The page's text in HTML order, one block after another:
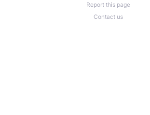
Report this page
Contact us